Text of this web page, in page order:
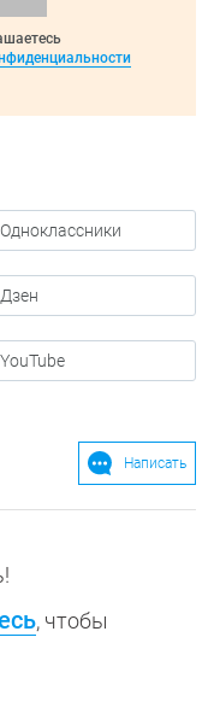
Одноклассники
Дзен
YouTube
Написать
, чтобы